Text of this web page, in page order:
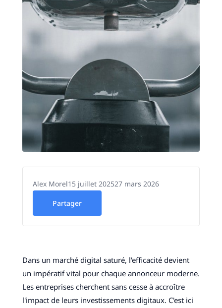
Alex Morel15 juillet 202527 mars 2026
Partager
Dans un marché digital saturé, l'efficacité devient
un impératif vital pour chaque annonceur moderne.
Les entreprises cherchent sans cesse à accroître
l'impact de leurs investissements digitaux. C'est ici